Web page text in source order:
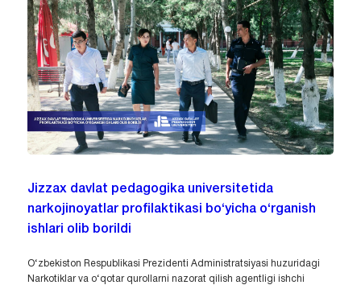
Jizzax davlat pedagogika universitetida
narkojinoyatlar profilaktikasi bo‘yicha o‘rganish
ishlari olib borildi
O‘zbekiston Respublikasi Prezidenti Administratsiyasi huzuridagi
Narkotiklar va o‘qotar qurollarni nazorat qilish agentligi ishchi